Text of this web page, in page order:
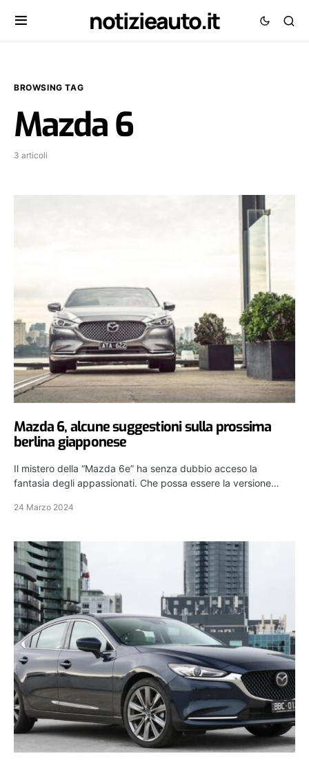
notizieauto.it
BROWSING TAG
Mazda 6
3 articoli
Mazda 6, alcune suggestioni sulla prossima
berlina giapponese
Il mistero della “Mazda 6e” ha senza dubbio acceso la
fantasia degli appassionati. Che possa essere la versione…
24 Marzo 2024